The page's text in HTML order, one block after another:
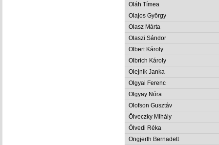
Oláh Tímea
Olajos György
Olasz Márta
Olaszi Sándor
Olbert Károly
Olbrich Károly
Olejnik Janka
Olgyai Ferenc
Olgyay Nóra
Olofson Gusztáv
Ölveczky Mihály
Ölvedi Réka
Ongjerth Bernadett